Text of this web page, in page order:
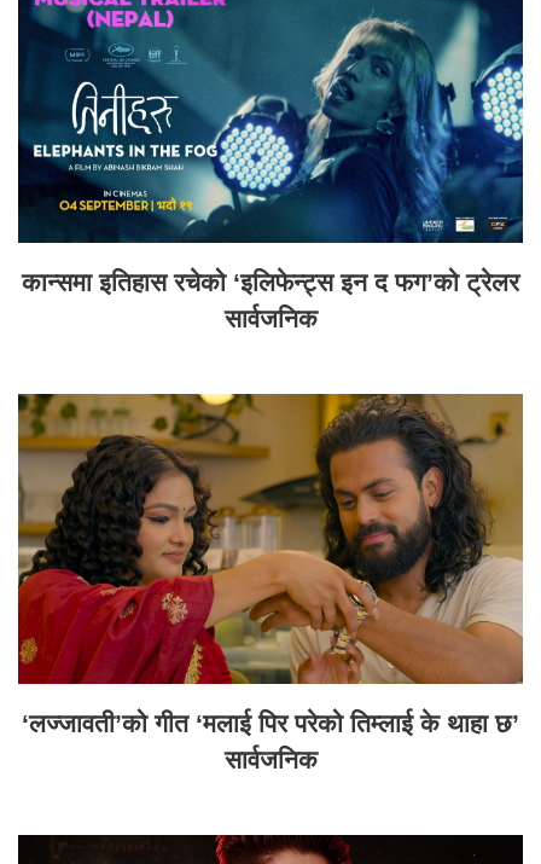
कान्समा इतिहास रचेको ‘इलिफेन्ट्स इन द फग’को ट्रेलर
सार्वजनिक
‘लज्जावती’को गीत ‘मलाई पिर परेको तिम्लाई के थाहा छ’
सार्वजनिक